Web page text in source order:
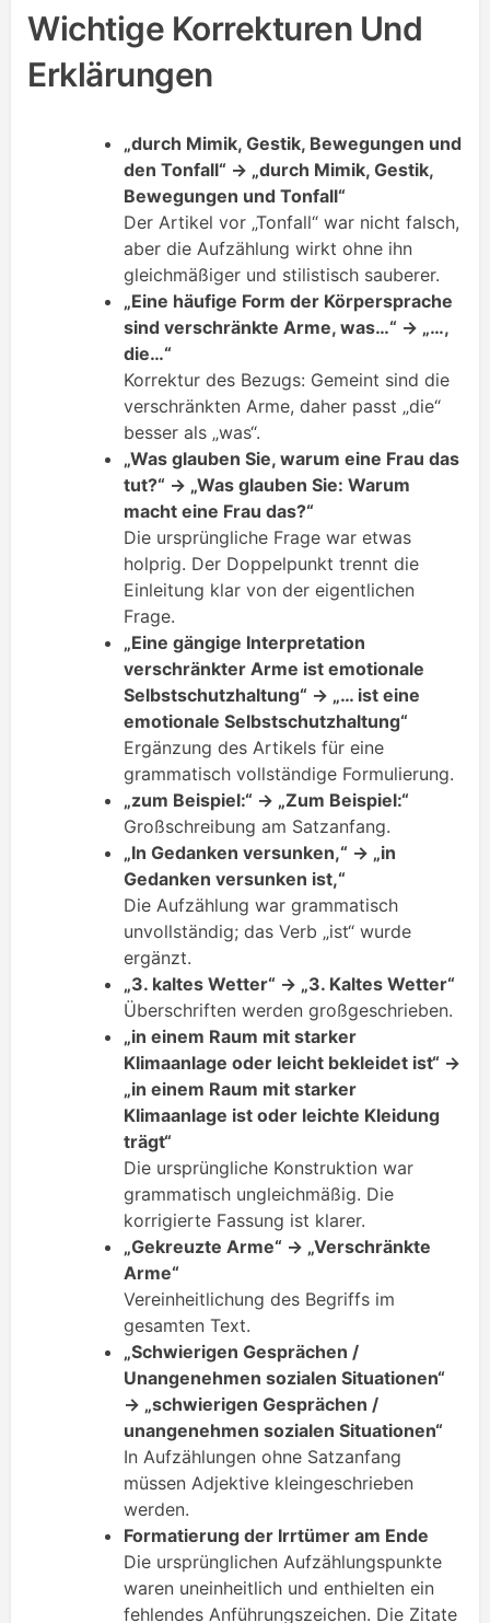
Wichtige Korrekturen Und
Erklärungen
„durch Mimik, Gestik, Bewegungen und
den Tonfall“ → „durch Mimik, Gestik,
Bewegungen und Tonfall“
Der Artikel vor „Tonfall“ war nicht falsch,
aber die Aufzählung wirkt ohne ihn
gleichmäßiger und stilistisch sauberer.
„Eine häufige Form der Körpersprache
sind verschränkte Arme, was…“ → „…,
die…“
Korrektur des Bezugs: Gemeint sind die
verschränkten Arme, daher passt „die“
besser als „was“.
„Was glauben Sie, warum eine Frau das
tut?“ → „Was glauben Sie: Warum
macht eine Frau das?“
Die ursprüngliche Frage war etwas
holprig. Der Doppelpunkt trennt die
Einleitung klar von der eigentlichen
Frage.
„Eine gängige Interpretation
verschränkter Arme ist emotionale
Selbstschutzhaltung“ → „… ist eine
emotionale Selbstschutzhaltung“
Ergänzung des Artikels für eine
grammatisch vollständige Formulierung.
„zum Beispiel:“ → „Zum Beispiel:“
Großschreibung am Satzanfang.
„In Gedanken versunken,“ → „in
Gedanken versunken ist,“
Die Aufzählung war grammatisch
unvollständig; das Verb „ist“ wurde
ergänzt.
„3. kaltes Wetter“ → „3. Kaltes Wetter“
Überschriften werden großgeschrieben.
„in einem Raum mit starker
Klimaanlage oder leicht bekleidet ist“ →
„in einem Raum mit starker
Klimaanlage ist oder leichte Kleidung
trägt“
Die ursprüngliche Konstruktion war
grammatisch ungleichmäßig. Die
korrigierte Fassung ist klarer.
„Gekreuzte Arme“ → „Verschränkte
Arme“
Vereinheitlichung des Begriffs im
gesamten Text.
„Schwierigen Gesprächen /
Unangenehmen sozialen Situationen“
→ „schwierigen Gesprächen /
unangenehmen sozialen Situationen“
In Aufzählungen ohne Satzanfang
müssen Adjektive kleingeschrieben
werden.
Formatierung der Irrtümer am Ende
Die ursprünglichen Aufzählungspunkte
waren uneinheitlich und enthielten ein
fehlendes Anführungszeichen. Die Zitate